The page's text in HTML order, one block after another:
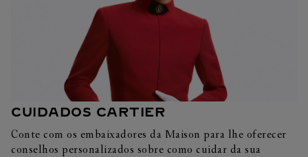
CUIDADOS CARTIER
Conte com os embaixadores da Maison para lhe oferecer
conselhos personalizados sobre como cuidar da sua